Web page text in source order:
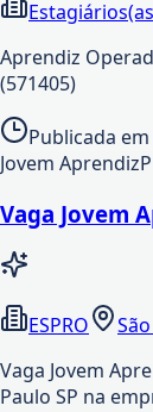
Aprendiz
(571405)
Publicada em
Jovem Aprendiz
Vaga Jovem
ESPRO
Vaga Jovem
Paulo SP na